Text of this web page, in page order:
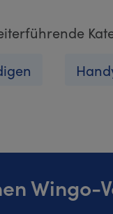
Wingo-